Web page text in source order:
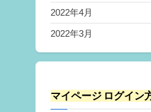
2022年4月
2022年3月
マイページ ログイン